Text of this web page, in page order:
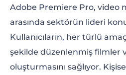
Adobe Premiere Pro, video
arasında sektörün lideri
Kullanıcıların, her türlü
şekilde düzenlenmiş filmler
oluşturmasını sağlıyor.